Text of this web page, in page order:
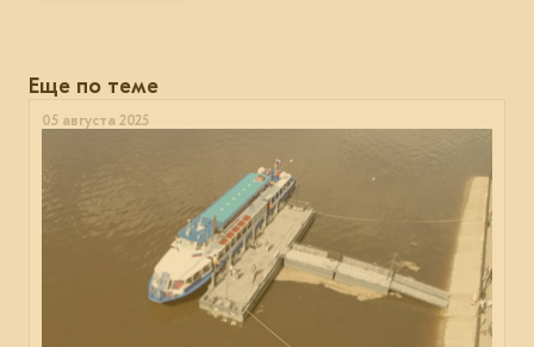
Еще по теме
05 августа 2025